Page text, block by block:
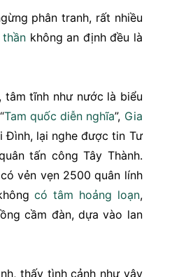
phân tranh, rất nhiều
không an định đều là
tĩnh như nước là biểu
Tam quốc diễn nghĩa”, Gia
Đình, lại nghe được tin Tư
tấn công Tây Thành.
vẻn vẹn 2500 quân lính
có tâm hoảng loạn,
cầm đàn, dựa vào lan
thấy tình cảnh như vậy